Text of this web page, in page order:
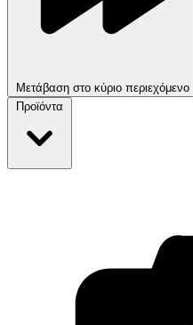
Μετάβαση στο κύριο περιεχόμενο
Προϊόντα